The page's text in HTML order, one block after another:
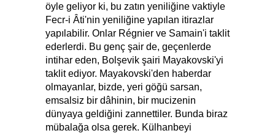
öyle geliyor ki, bu zatın yeniliğine vaktiyle
Fecr-i Âti'nin yeniliğine yapılan itirazlar
yapılabilir. Onlar Régnier ve Samain'i taklit
ederlerdi. Bu genç şair de, geçenlerde
intihar eden, Bolşevik şairi Mayakovski'yi
taklit ediyor. Mayakovski'den haberdar
olmayanlar, bizde, yeri göğü sarsan,
emsalsiz bir dâhinin, bir mucizenin
dünyaya geldiğini zannettiler. Bunda biraz
mübalağa olsa gerek. Külhanbeyi